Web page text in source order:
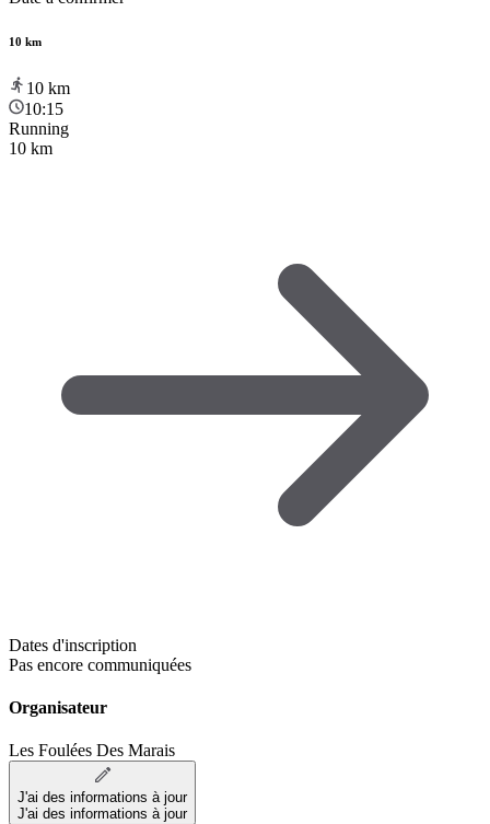
10 km
10 km
10:15
Running
10 km
Dates d'inscription
Pas encore communiquées
Organisateur
Les Foulées Des Marais
J'ai des informations à jour
J'ai des informations à jour